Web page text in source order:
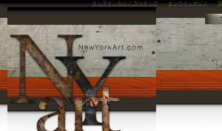
オンラインカジノ ランキング オンラインカジノ